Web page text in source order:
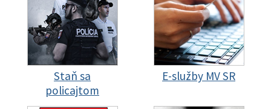
Staň sa
policajtom
E-služby MV SR